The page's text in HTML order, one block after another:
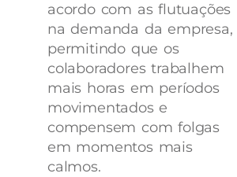
acordo com as flutuações
na demanda da empresa,
permitindo que os
colaboradores trabalhem
mais horas em períodos
movimentados e
compensem com folgas
em momentos mais
calmos.